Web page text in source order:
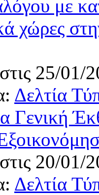
με
χώρες
25/01/
Δελτία
Γενική
20/01/
Δελτία